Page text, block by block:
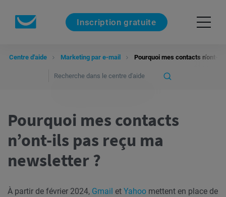
Inscription gratuite
Centre d'aide Marketing par e-mail Pourquoi mes contacts n’ont-
Pourquoi mes contacts
n’ont-ils pas reçu ma
newsletter ?
À partir de février 2024, Gmail et Yahoo mettent en place de